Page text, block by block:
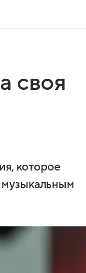
своя
которое